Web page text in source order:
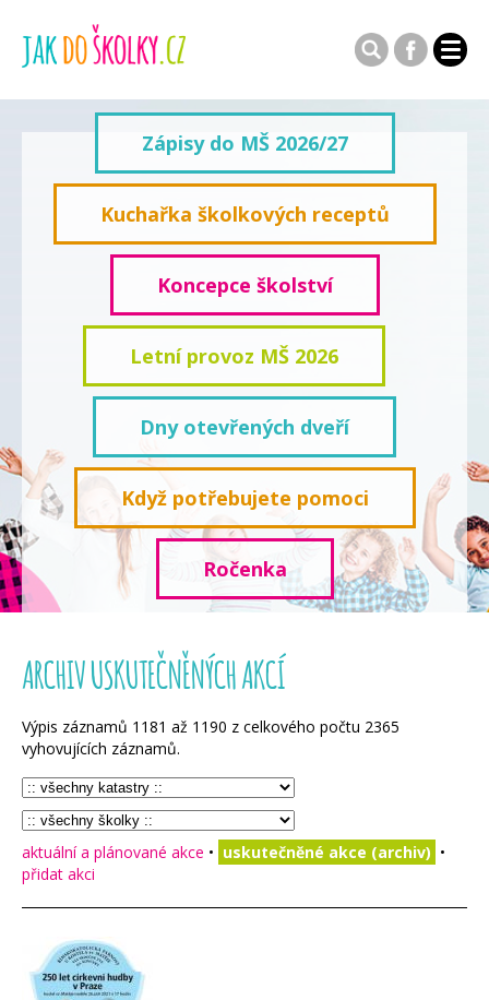
Zápisy do MŠ 2026/27
Kuchařka školkových receptů
Koncepce školství
Letní provoz MŠ 2026
Dny otevřených dveří
Když potřebujete pomoci
Ročenka
ARCHIV USKUTEČNĚNÝCH AKCÍ
Výpis záznamů 1181 až 1190 z celkového počtu 2365
vyhovujících záznamů.
aktuální a plánované akce • uskutečněné akce (archiv) •
přidat akci